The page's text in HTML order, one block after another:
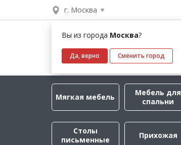
г. Москва
Вы из города Москва?
Да, верно Сменить город
Мягкая мебель
Мебель для
спальни
Столы
письменные
Прихожая